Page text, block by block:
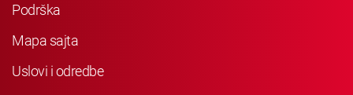
Podrška
Mapa sajta
Uslovi i odredbe